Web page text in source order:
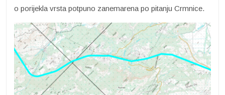
o porijekla vrsta potpuno zanemarena po pitanju Crmnice.